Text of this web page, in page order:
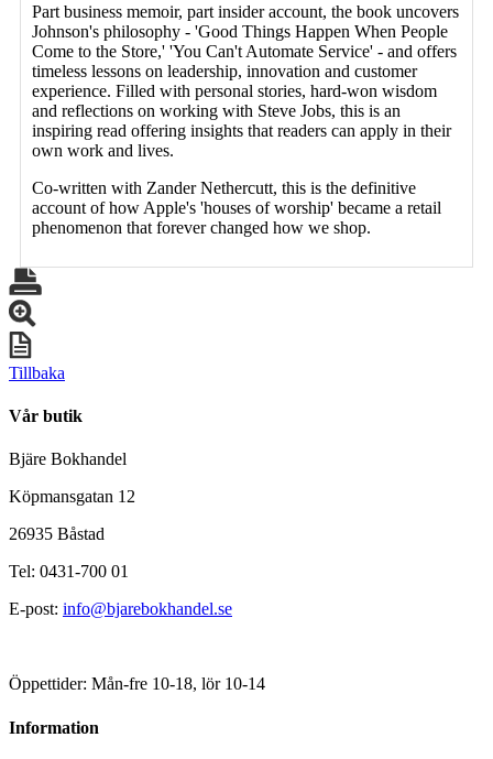
Part business memoir, part insider account, the book uncovers
Johnson's philosophy - 'Good Things Happen When People
Come to the Store,' 'You Can't Automate Service' - and offers
timeless lessons on leadership, innovation and customer
experience. Filled with personal stories, hard-won wisdom
and reflections on working with Steve Jobs, this is an
inspiring read offering insights that readers can apply in their
own work and lives.
Co-written with Zander Nethercutt, this is the definitive
account of how Apple's 'houses of worship' became a retail
phenomenon that forever changed how we shop.
Tillbaka
Vår butik
Bjäre Bokhandel
Köpmansgatan 12
26935 Båstad
Tel: 0431-700 01
E-post: info@bjarebokhandel.se
Öppettider: Mån-fre 10-18, lör 10-14
Information